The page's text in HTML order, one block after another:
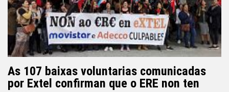
As 107 baixas voluntarias comunicadas
por Extel confirman que o ERE non ten